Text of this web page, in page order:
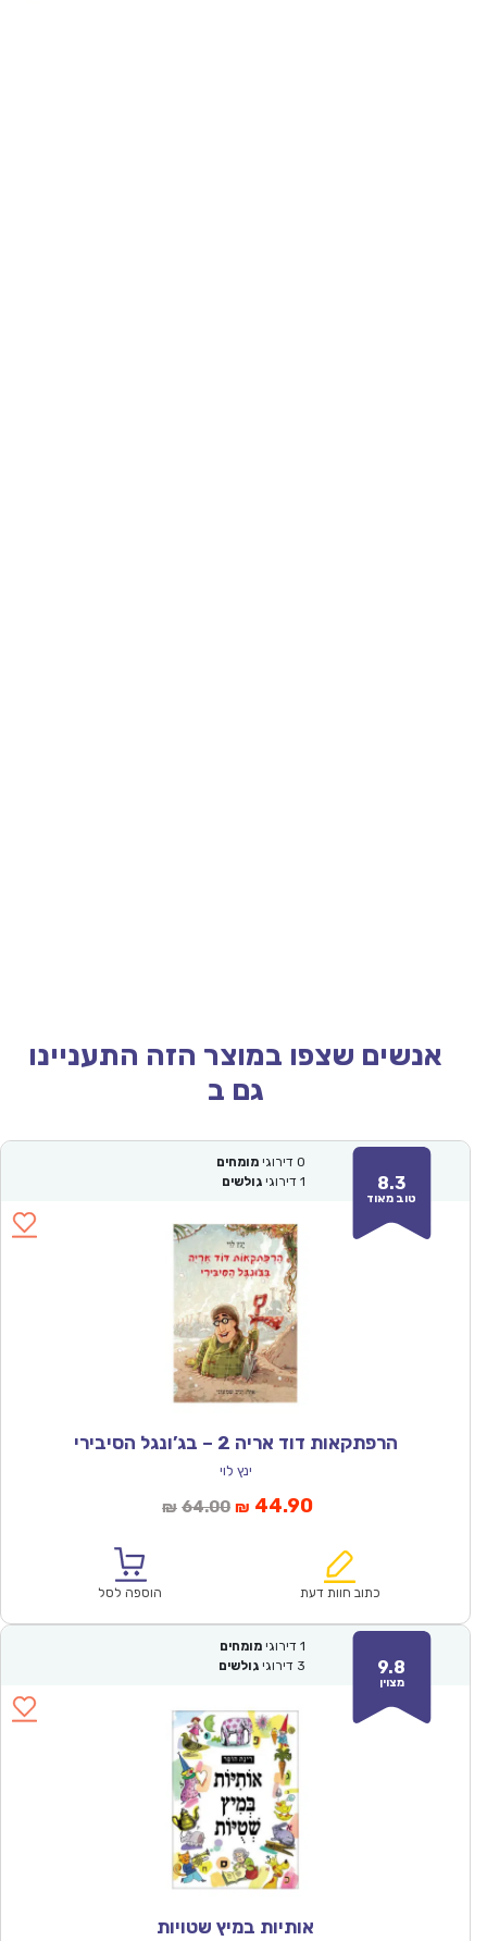
אנשים שצפו במוצר הזה התעניינו
גם ב
8.3
טוב מאוד
0 דירוגי מומחים
1 דירוגי גולשים
הרפתקאות דוד אריה 2 – בג’ונגל הסיבירי
ינץ לוי
₪ 64.00המחיר
₪64.00.
₪ 44.90המחיר
הוא:
כתוב חוות דעת הוספה לסל
9.8
מצוין
1 דירוגי מומחים
3 דירוגי גולשים
אותיות במיץ שטויות